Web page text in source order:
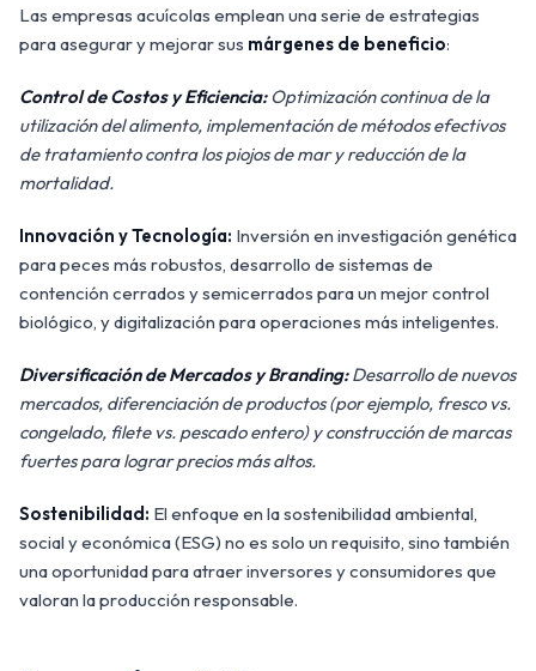
Las empresas acuícolas emplean una serie de estrategias
para asegurar y mejorar sus márgenes de beneficio:
Control de Costos y Eficiencia:Optimización continua de la
utilización del alimento, implementación de métodos efectivos
de tratamiento contra los piojos de mar y reducción de la
mortalidad.
Innovación y Tecnología: Inversión en investigación genética
para peces más robustos, desarrollo de sistemas de
contención cerrados y semicerrados para un mejor control
biológico, y digitalización para operaciones más inteligentes.
Diversificación de Mercados y Branding:Desarrollo de nuevos
mercados, diferenciación de productos (por ejemplo, fresco vs.
congelado, filete vs. pescado entero) y construcción de marcas
fuertes para lograr precios más altos.
Sostenibilidad: El enfoque en la sostenibilidad ambiental,
social y económica (ESG) no es solo un requisito, sino también
una oportunidad para atraer inversores y consumidores que
valoran la producción responsable.